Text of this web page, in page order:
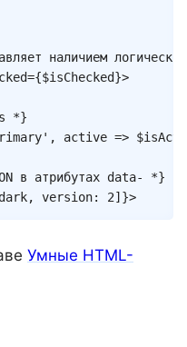
наличием
={$isChecked}>
*}
, active =>
в атрибутах data- *}
, version: 2] }>
Умные HTML-